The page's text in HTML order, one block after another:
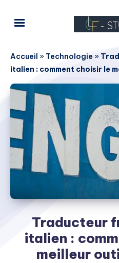
Accueil » Technologie »
italien : comment choisir le
Traducteur
italien :
meilleur